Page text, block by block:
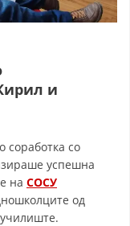
ТЕЛА
и
соработка со
успешна
на СОСУ
од